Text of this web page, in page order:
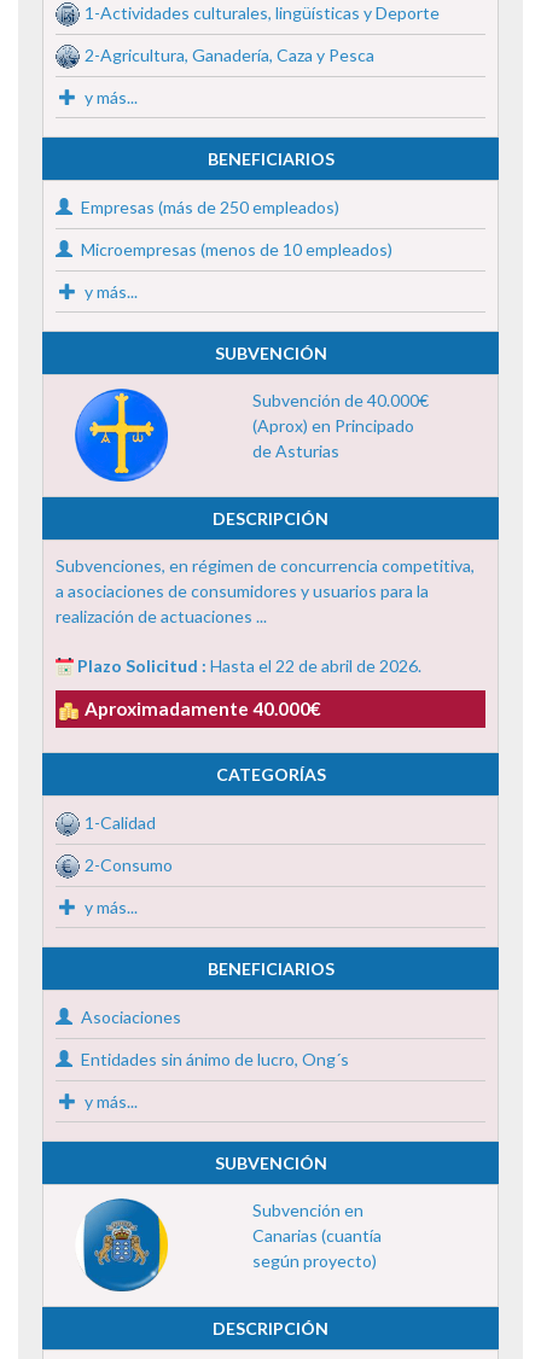
1-Actividades culturales, lingüísticas y Deporte
2-Agricultura, Ganadería, Caza y Pesca
y más...
BENEFICIARIOS
Empresas (más de 250 empleados)
Microempresas (menos de 10 empleados)
y más...
SUBVENCIÓN
Subvención de 40.000€
(Aprox) en Principado
de Asturias
DESCRIPCIÓN
Subvenciones, en régimen de concurrencia competitiva,
a asociaciones de consumidores y usuarios para la
realización de actuaciones ...
Plazo Solicitud : Hasta el 22 de abril de 2026.
Aproximadamente 40.000€
CATEGORÍAS
1-Calidad
2-Consumo
y más...
BENEFICIARIOS
Asociaciones
Entidades sin ánimo de lucro, Ong´s
y más...
SUBVENCIÓN
Subvención en
Canarias (cuantía
según proyecto)
DESCRIPCIÓN